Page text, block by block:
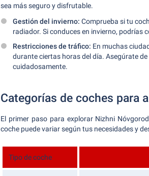
sea más seguro y disfrutable.
Gestión del invierno: Comprueba si tu
radiador. Si conduces en invierno, podrías
Restricciones de tráfico: En muchas
durante ciertas horas del día. Asegúrate
cuidadosamente.
Categorías de coches para
El primer paso para explorar Nizhni
coche puede variar según tus necesidades y
Tipo de coche